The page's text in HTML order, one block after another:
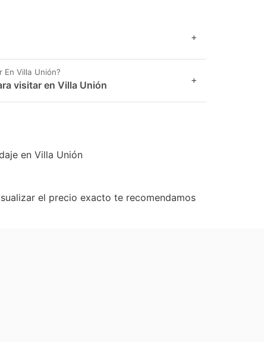
+
En Villa Unión?
visitar en Villa Unión +
en Villa Unión
el precio exacto te recomendamos